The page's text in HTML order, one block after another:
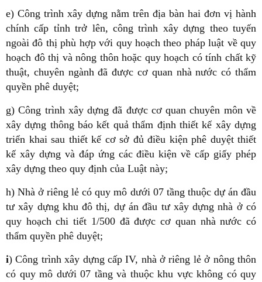
e) Công trình xây dựng nằm trên địa bàn hai đơn vị hành
chính cấp tỉnh trở lên, công trình xây dựng theo tuyến
ngoài đô thị phù hợp với quy hoạch theo pháp luật về quy
hoạch đô thị và nông thôn hoặc quy hoạch có tính chất kỹ
thuật, chuyên ngành đã được cơ quan nhà nước có thẩm
quyền phê duyệt;
g) Công trình xây dựng đã được cơ quan chuyên môn về
xây dựng thông báo kết quả thẩm định thiết kế xây dựng
triển khai sau thiết kế cơ sở đủ điều kiện phê duyệt thiết
kế xây dựng và đáp ứng các điều kiện về cấp giấy phép
xây dựng theo quy định của Luật này;
h) Nhà ở riêng lẻ có quy mô dưới 07 tầng thuộc dự án đầu
tư xây dựng khu đô thị, dự án đầu tư xây dựng nhà ở có
quy hoạch chi tiết 1/500 đã được cơ quan nhà nước có
thẩm quyền phê duyệt;
i) Công trình xây dựng cấp IV, nhà ở riêng lẻ ở nông thôn
có quy mô dưới 07 tầng và thuộc khu vực không có quy